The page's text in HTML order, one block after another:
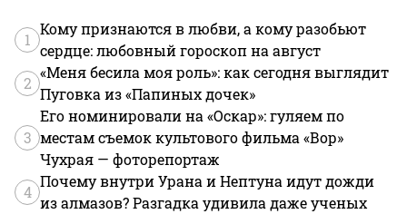
1
Кому признаются в любви, а кому разобьют
сердце: любовный гороскоп на август
2
«Меня бесила моя роль»: как сегодня выглядит
Пуговка из «Папиных дочек»
3
Его номинировали на «Оскар»: гуляем по
местам съемок культового фильма «Вор»
Чухрая — фоторепортаж
4
Почему внутри Урана и Нептуна идут дожди
из алмазов? Разгадка удивила даже ученых